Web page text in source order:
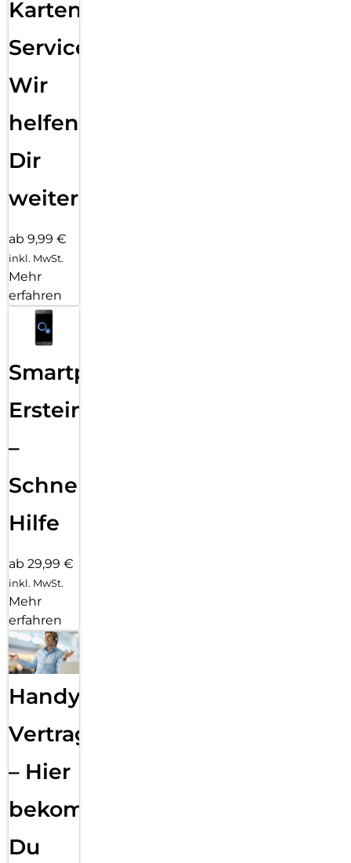
Karten
Service:
Wir
helfen
Dir
weiter
ab 9,99 €
inkl. MwSt.
Mehr
erfahren
Smartphone
Ersteinrichtung
–
Schnelle
Hilfe
ab 29,99 €
inkl. MwSt.
Mehr
erfahren
Handy
Vertragsabwicklung
– Hier
bekommst
Du